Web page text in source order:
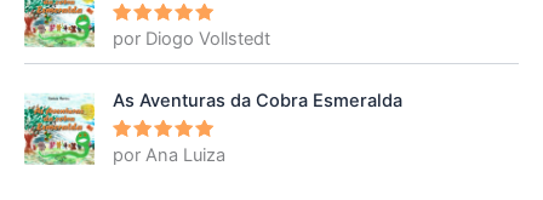
Avaliação
5
por Diogo Vollstedt
As Aventuras da Cobra Esmeralda
Avaliação
5
por Ana Luiza